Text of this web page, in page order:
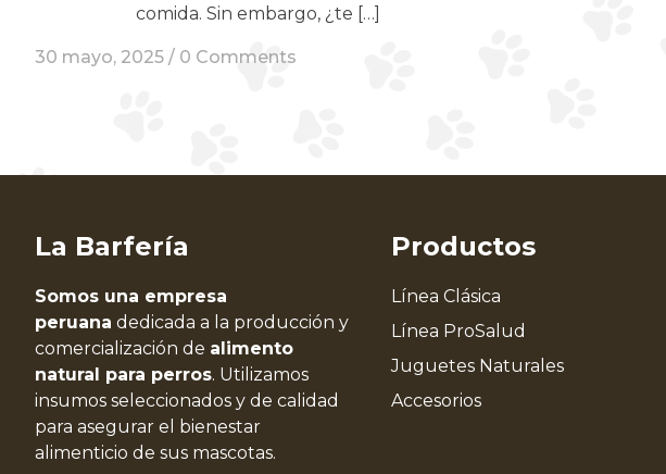
comida. Sin embargo, ¿te […]
30 mayo, 2025 / 0 Comments
La Barfería
Somos una empresa
peruana dedicada a la producción y
comercialización de alimento
natural para perros. Utilizamos
insumos seleccionados y de calidad
para asegurar el bienestar
alimenticio de sus mascotas.
Productos
Línea Clásica
Línea ProSalud
Juguetes Naturales
Accesorios